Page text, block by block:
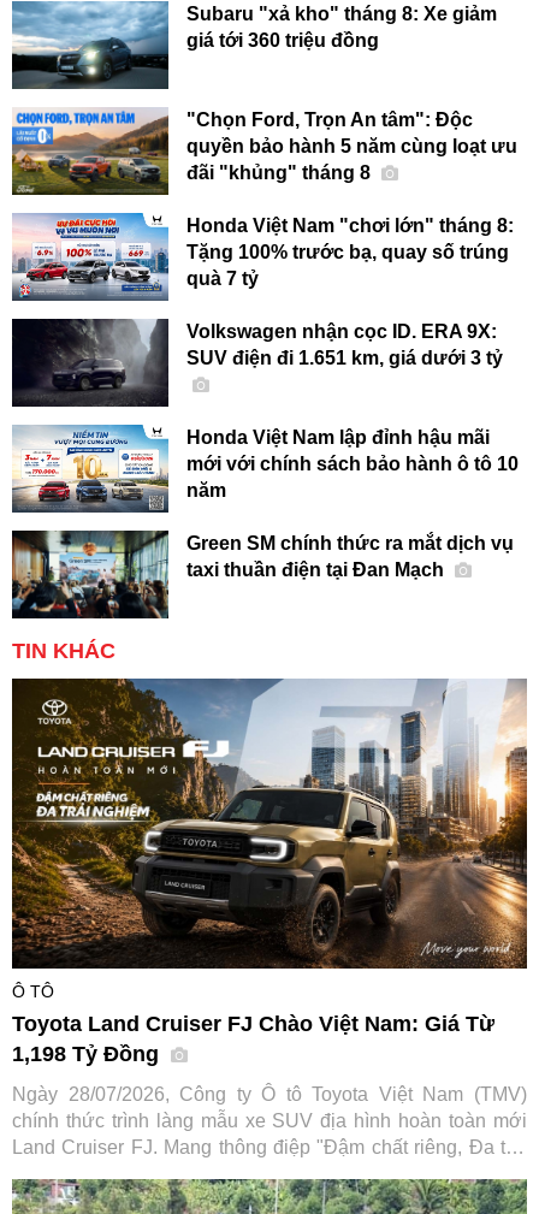
Subaru "xả kho" tháng 8: Xe giảm
giá tới 360 triệu đồng
"Chọn Ford, Trọn An tâm": Độc
quyền bảo hành 5 năm cùng loạt ưu
đãi "khủng" tháng 8
Honda Việt Nam "chơi lớn" tháng 8:
Tặng 100% trước bạ, quay số trúng
quà 7 tỷ
Volkswagen nhận cọc ID. ERA 9X:
SUV điện đi 1.651 km, giá dưới 3 tỷ
Honda Việt Nam lập đỉnh hậu mãi
mới với chính sách bảo hành ô tô 10
năm
Green SM chính thức ra mắt dịch vụ
taxi thuần điện tại Đan Mạch
TIN KHÁC
Ô TÔ
Toyota Land Cruiser FJ Chào Việt Nam: Giá Từ
1,198 Tỷ Đồng
Ngày 28/07/2026, Công ty Ô tô Toyota Việt Nam (TMV)
chính thức trình làng mẫu xe SUV địa hình hoàn toàn mới
Land Cruiser FJ. Mang thông điệp "Đậm chất riêng, Đa trải
hàng tiếp cận dòng xe huyền thoại vốn đã có lịch sử hơn 70